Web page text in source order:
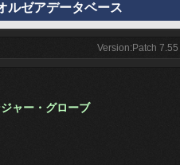
ルゼアデータベース
Version:Patch 7.55
ャー・グローブ